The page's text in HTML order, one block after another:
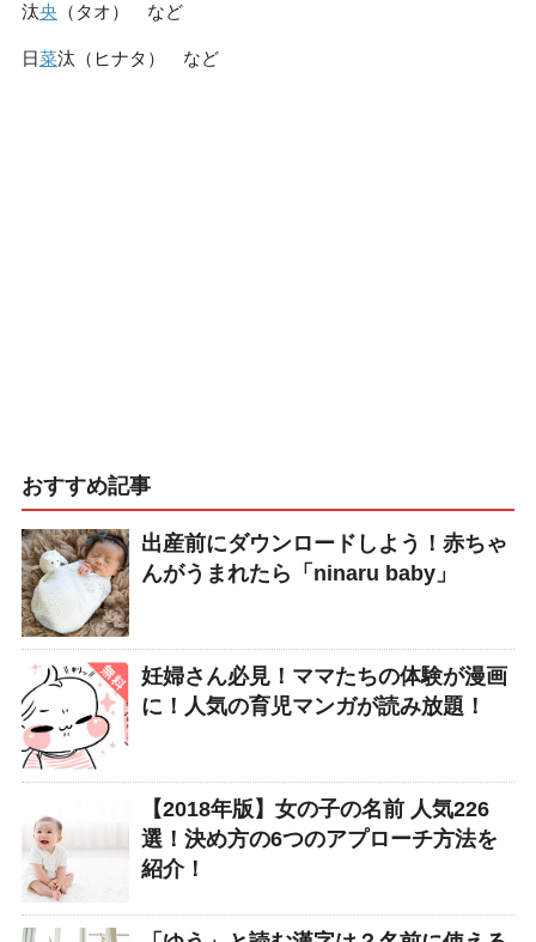
汰央 （タオ） など
日菜汰（ヒナタ） など
おすすめ記事
出産前にダウンロードしよう！赤ちゃ
んがうまれたら「ninaru baby」
妊婦さん必見！ママたちの体験が漫画
に！人気の育児マンガが読み放題！
【2018年版】女の子の名前 人気226
選！決め方の6つのアプローチ方法を
紹介！